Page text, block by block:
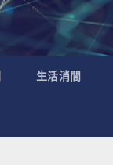
生活消閒